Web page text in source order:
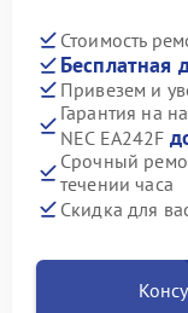
Стоимость
Бесплатная
Привезем и
Гарантия на
NEC EA242F
Срочный
течении часа
Скидка для